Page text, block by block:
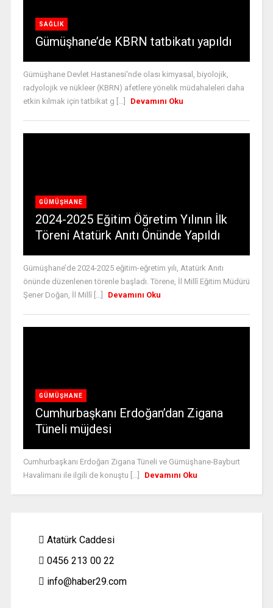
SAĞLIK
Gümüşhane’de KBRN tatbikatı yapıldı
Gümüşhane Devlet Hastanesi'nde olası kimyasal, biyolojik,
radyolojik ve nükleer (KBRN) afetlere yönelik müdahaleleri daha
etkin kılmak için tatbikat g [...]
Devamını Oku
GÜMÜŞHANE
2024-2025 Eğitim Öğretim Yılının İlk
Töreni Atatürk Anıtı Önünde Yapıldı
Gümüşhane’de 2024-2025 eğitim-eğretim yılı, Atatürk Anıtı
önünde düzenlenen törenle başladı. Törene, İl Millî Eğitim Müdürü
Şener Doğan, İl Millî [...]
Devamını Oku
GÜMÜŞHANE
Cumhurbaşkanı Erdoğan’dan Zigana
Tüneli müjdesi
Cumhurbaşkanı Erdoğan Zigana Tüneli ve Gümüşhane-Bayburt
Havalimanı ile ilgili de konuştu [...]
Devamını Oku
Atatürk Caddesi
0456 213 00 22
info@haber29.com